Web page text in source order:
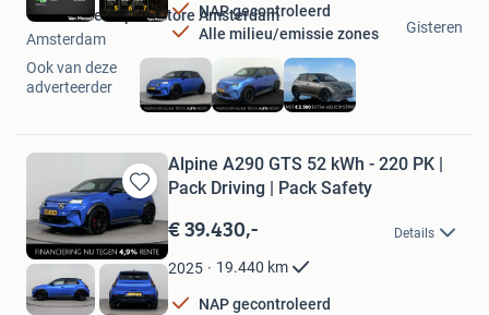
NAP gecontroleerd
Alle milieu/emissie zones
Van Mossel Alpine Store Amsterdam
Amsterdam
Gisteren
Ook van deze
adverteerder
Bewaren
in
Mijn
Favorieten
Alpine A290 GTS 52 kWh - 220 PK |
Pack Driving | Pack Safety
€ 39.430,- Details
2025 19.440 km
NAP gecontroleerd